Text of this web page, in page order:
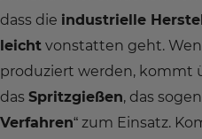
dass die industrielle
leicht vonstatten geht.
produziert werden, kommt
das Spritzgießen, das
Verfahren“ zum Einsatz.